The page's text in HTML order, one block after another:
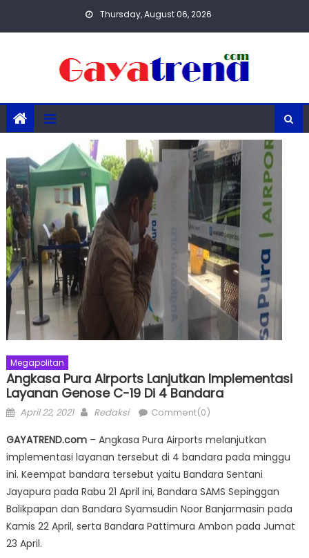
Thursday, August 06, 2026
Megapolitan
Angkasa Pura Airports Lanjutkan Implementasi
Layanan Genose C-19 Di 4 Bandara
Posted
April 22, 2021 Author
Redaksi Comment(0)
GAYATREND.com– Angkasa Pura Airports melanjutkan
implementasi layanan tersebut di 4 bandara pada minggu
ini. Keempat bandara tersebut yaitu Bandara Sentani
Jayapura pada Rabu 21 April ini, Bandara SAMS Sepinggan
Balikpapan dan Bandara Syamsudin Noor Banjarmasin pada
Kamis 22 April, serta Bandara Pattimura Ambon pada Jumat
23 April.